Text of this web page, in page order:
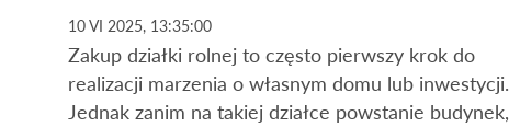
10 VI 2025, 13:35:00
Zakup działki rolnej to często pierwszy krok do
realizacji marzenia o własnym domu lub inwestycji.
Jednak zanim na takiej działce powstanie budynek,